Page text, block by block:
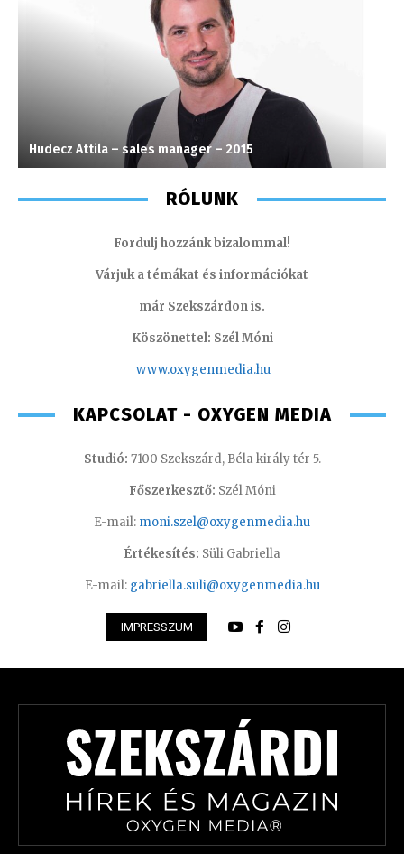
Hudecz Attila – sales manager – 2015
RÓLUNK
Fordulj hozzánk bizalommal!
Várjuk a témákat és információkat
már Szekszárdon is.
Köszönettel: Szél Móni
www.oxygenmedia.hu
KAPCSOLAT - OXYGEN MEDIA
Studió: 7100 Szekszárd, Béla király tér 5.
Főszerkesztő: Szél Móni
E-mail: moni.szel@oxygenmedia.hu
Értékesítés: Süli Gabriella
E-mail: gabriella.suli@oxygenmedia.hu
IMPRESSZUM